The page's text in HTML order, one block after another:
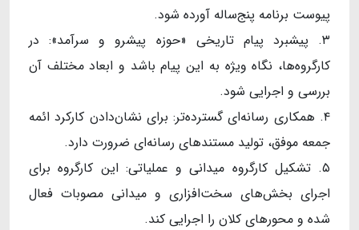
پیوست برنامه پنج‌ساله آورده شود.
۳. پیشبرد پیام تاریخی «حوزه پیشرو و سرآمد»: در
کارگروه‌ها، نگاه ویژه به این پیام باشد و ابعاد مختلف آن
بررسی و اجرایی شود.
۴. همکاری رسانه‌ای گسترده‌تر: برای نشان‌دادن کارکرد ائمه
جمعه موفق، تولید مستندهای رسانه‌ای ضرورت دارد.
۵. تشکیل کارگروه میدانی و عملیاتی: این کارگروه برای
اجرای بخش‌های سخت‌افزاری و میدانی مصوبات فعال
شده و محورهای کلان را اجرایی کند.